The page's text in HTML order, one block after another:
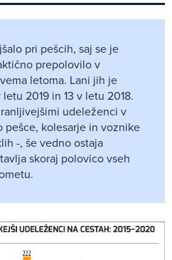
pri pešcih, saj se je
prepolovilo v
letoma. Lani jih je
2019 in 13 v letu 2018.
udeleženci v
pešce, kolesarje in voznike
-, še vedno ostaja
skoraj polovico vseh